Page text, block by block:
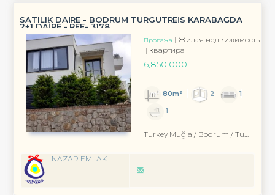
SATILIK DAİRE - BODRUM TURGUTREİS KARABAĞDA
2+1 DAİRE - REF- 3178
Продажа
Жилая недвижимость
квартира
6,850,000 TL
80m² 2
1
1
Turkey Muğla / Bodrum / Turgutreis
NAZAR EMLAK